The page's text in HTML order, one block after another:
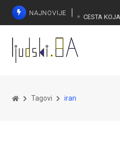
NAJNOVIJE
Tagovi iran